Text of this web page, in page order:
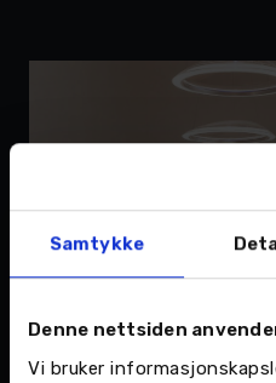
Samtykke
Denne nettsiden
Vi bruker